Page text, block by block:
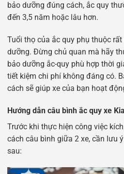
bảo dưỡng đúng cách, ắc quy
đến 3,5 năm hoặc lâu hơn.
Tuổi thọ của ắc quy phụ thuộc
dưỡng. Đừng chủ quan mà hãy
bảo dưỡng ắc-quy phù hợp thời
tiết kiệm chi phí không đáng có.
cách sẽ giúp xe của bạn hoạt
Hướng dẫn câu bình ắc quy xe
Trước khi thực hiện công việc
cách câu bình giữa 2 xe, cần lưu
sau: